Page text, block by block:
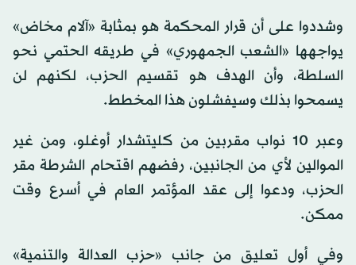
وشددوا على أن قرار المحكمة هو بمثابة «آلام مخاض»
يواجهها «الشعب الجمهوري» في طريقه الحتمي نحو
السلطة، وأن الهدف هو تقسيم الحزب، لكنهم لن
يسمحوا بذلك وسيفشلون هذا المخطط.
وعبر 10 نواب مقربين من كليتشدار أوغلو، ومن غير
الموالين لأي من الجانبين، رفضهم اقتحام الشرطة مقر
الحزب، ودعوا إلى عقد المؤتمر العام في أسرع وقت
ممكن.
وفي أول تعليق من جانب «حزب العدالة والتنمية»